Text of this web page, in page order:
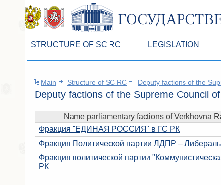
STRUCTURE OF SC RC
Presidium of SC ARC
Deputies of SC ARC
Permanent commissions of SC ARC
Deputy factions of SC ARC
Apparatus of SC of the ARC
Советники Председателя ГС РК
LEGISLATION
Бюджет Республики
Законы
Антикоррупционная
Независимая
Информация
Схема
Main Structure of SC RC Deputy factions of the
Deputy factions of the Supreme Council
Name parliamentary factions of Verkhovna
Фракция "ЕДИНАЯ РОССИЯ" в ГС РК
Фракция Политической партии ЛДПР –
Фракция политической партии
РК